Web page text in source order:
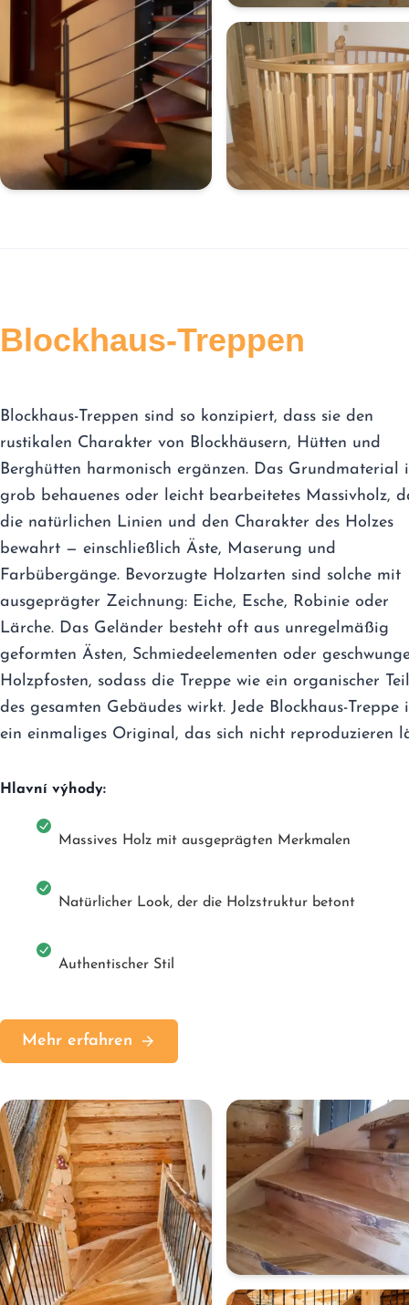
Blockhaus-Treppen
Blockhaus-Treppen sind so konzipiert, dass sie den
rustikalen Charakter von Blockhäusern, Hütten und
Berghütten harmonisch ergänzen. Das Grundmaterial
grob behauenes oder leicht bearbeitetes Massivholz,
die natürlichen Linien und den Charakter des Holzes
bewahrt — einschließlich Äste, Maserung und
Farbübergänge. Bevorzugte Holzarten sind solche mit
ausgeprägter Zeichnung: Eiche, Esche, Robinie oder
Lärche. Das Geländer besteht oft aus unregelmäßig
geformten Ästen, Schmiedeelementen oder
Holzpfosten, sodass die Treppe wie ein organischer Teil
des gesamten Gebäudes wirkt. Jede Blockhaus-Treppe
ein einmaliges Original, das sich nicht reproduzieren
Hlavní výhody:
Massives Holz mit ausgeprägten Merkmalen
Natürlicher Look, der die Holzstruktur betont
Authentischer Stil
Mehr erfahren